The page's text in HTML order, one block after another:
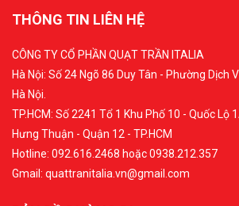
THÔNG TIN LIÊN HỆ
CÔNG TY CỔ PHẦN QUẠT TRẦN ITALIA
Hà Nội: Số 24 Ngõ 86 Duy Tân - Phường Dịch
Hà Nội.
TP.HCM: Số 2241 Tổ 1 Khu Phố 10 - Quốc Lộ
Hưng Thuận - Quận 12 - TP.HCM
Hotline: 092.616.2468 hoặc 0938.212.357
Gmail: quattranitalia.vn@gmail.com